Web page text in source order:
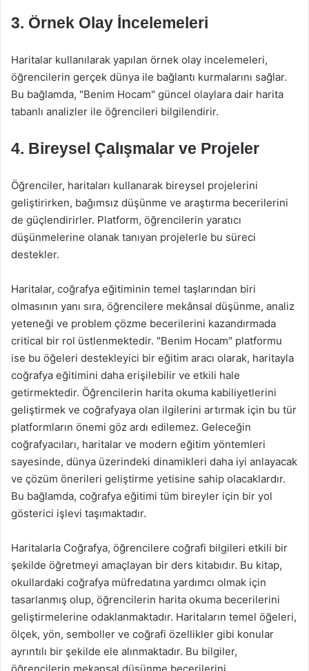
3. Örnek Olay İncelemeleri
Haritalar kullanılarak yapılan örnek olay incelemeleri,
öğrencilerin gerçek dünya ile bağlantı kurmalarını sağlar.
Bu bağlamda, "Benim Hocam" güncel olaylara dair harita
tabanlı analizler ile öğrencileri bilgilendirir.
4. Bireysel Çalışmalar ve Projeler
Öğrenciler, haritaları kullanarak bireysel projelerini
geliştirirken, bağımsız düşünme ve araştırma becerilerini
de güçlendirirler. Platform, öğrencilerin yaratıcı
düşünmelerine olanak tanıyan projelerle bu süreci
destekler.
Haritalar, coğrafya eğitiminin temel taşlarından biri
olmasının yanı sıra, öğrencilere mekânsal düşünme, analiz
yeteneği ve problem çözme becerilerini kazandırmada
critical bir rol üstlenmektedir. "Benim Hocam" platformu
ise bu öğeleri destekleyici bir eğitim aracı olarak, haritayla
coğrafya eğitimini daha erişilebilir ve etkili hale
getirmektedir. Öğrencilerin harita okuma kabiliyetlerini
geliştirmek ve coğrafyaya olan ilgilerini artırmak için bu tür
platformların önemi göz ardı edilemez. Geleceğin
coğrafyacıları, haritalar ve modern eğitim yöntemleri
sayesinde, dünya üzerindeki dinamikleri daha iyi anlayacak
ve çözüm önerileri geliştirme yetisine sahip olacaklardır.
Bu bağlamda, coğrafya eğitimi tüm bireyler için bir yol
gösterici işlevi taşımaktadır.
Haritalarla Coğrafya, öğrencilere coğrafi bilgileri etkili bir
şekilde öğretmeyi amaçlayan bir ders kitabıdır. Bu kitap,
okullardaki coğrafya müfredatına yardımcı olmak için
tasarlanmış olup, öğrencilerin harita okuma becerilerini
geliştirmelerine odaklanmaktadır. Haritaların temel öğeleri,
ölçek, yön, semboller ve coğrafi özellikler gibi konular
ayrıntılı bir şekilde ele alınmaktadır. Bu bilgiler,